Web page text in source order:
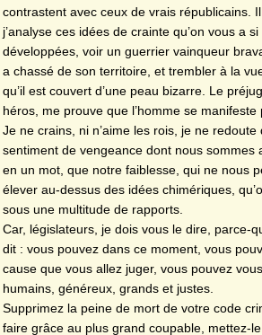
contrastent avec ceux de vrais républicains.
j’analyse ces idées de crainte qu’on vous a
développées, voir un guerrier vainqueur
a chassé de son territoire, et trembler à la
qu’il est couvert d’une peau bizarre. Le
héros, me prouve que l’homme se manifeste
Je ne crains, ni n’aime les rois, je ne
sentiment de vengeance dont nous sommes
en un mot, que notre faiblesse, qui ne nous
élever au-dessus des idées chimériques,
sous une multitude de rapports.
Car, législateurs, je dois vous le dire, parce-
dit : vous pouvez dans ce moment, vous
cause que vous allez juger, vous pouvez
humains, généreux, grands et justes.
Supprimez la peine de mort de votre code
faire grâce au plus grand coupable, mettez-